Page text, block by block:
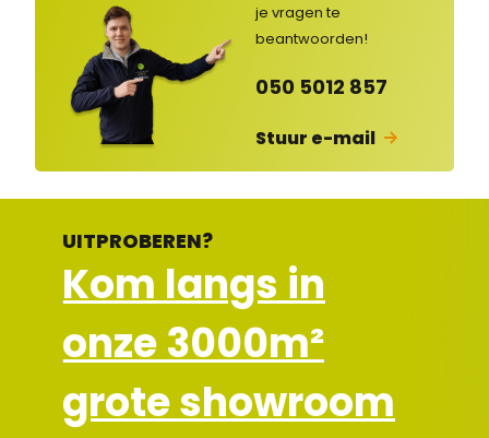
en
je vragen te
beantwoorden!
050 5012 857
Stuur e-mail
UITPROBEREN?
Kom langs in
onze 3000m²
grote showroom